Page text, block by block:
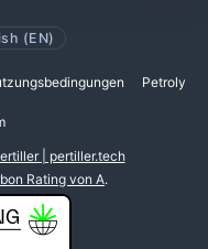
(EN)
Petroly
| pertiller.tech
Rating von A.